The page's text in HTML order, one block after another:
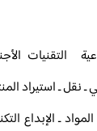
التقنيات
نقل ـ استيراد
ـ الإبداع